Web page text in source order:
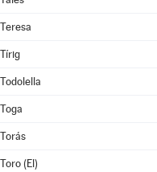
Teresa
Tírig
Todolella
Toga
Torás
Toro (El)